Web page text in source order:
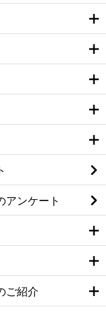
アンケート
ご紹介